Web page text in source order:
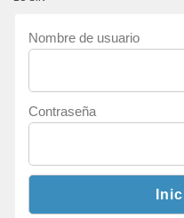
Nombre de usuario
Contraseña